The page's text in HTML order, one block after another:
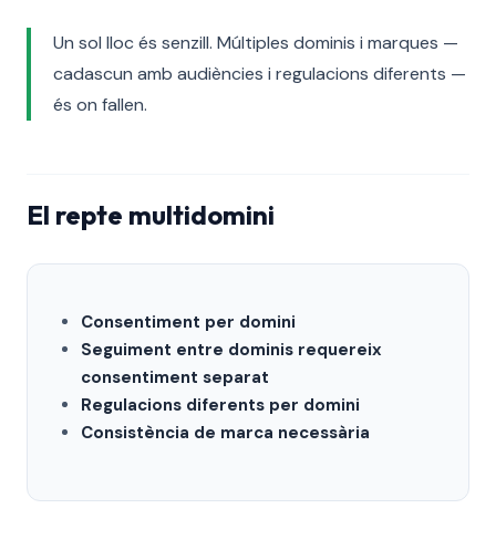
Un sol lloc és senzill. Múltiples dominis i marques —
cadascun amb audiències i regulacions diferents —
és on fallen.
El repte multidomini
Consentiment per domini
Seguiment entre dominis requereix
consentiment separat
Regulacions diferents per domini
Consistència de marca necessària